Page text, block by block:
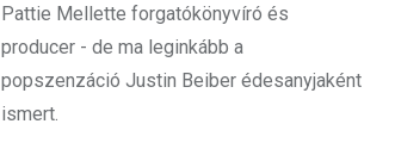
Pattie Mellette forgatókönyvíró és
producer - de ma leginkább a
popszenzáció Justin Beiber édesanyjaként
ismert.